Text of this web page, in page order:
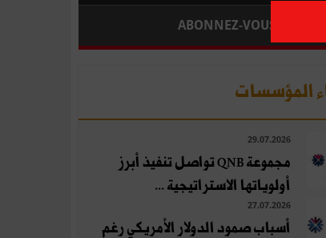
ABONNEZ-VOUS
المؤسسات
29.07.2026
مجموعة QNB تواصل تنفيذ أبرز
أولوياتها الاستراتيجية ...
27.07.2026
أسباب صمود الدولار الأمريكي رغم